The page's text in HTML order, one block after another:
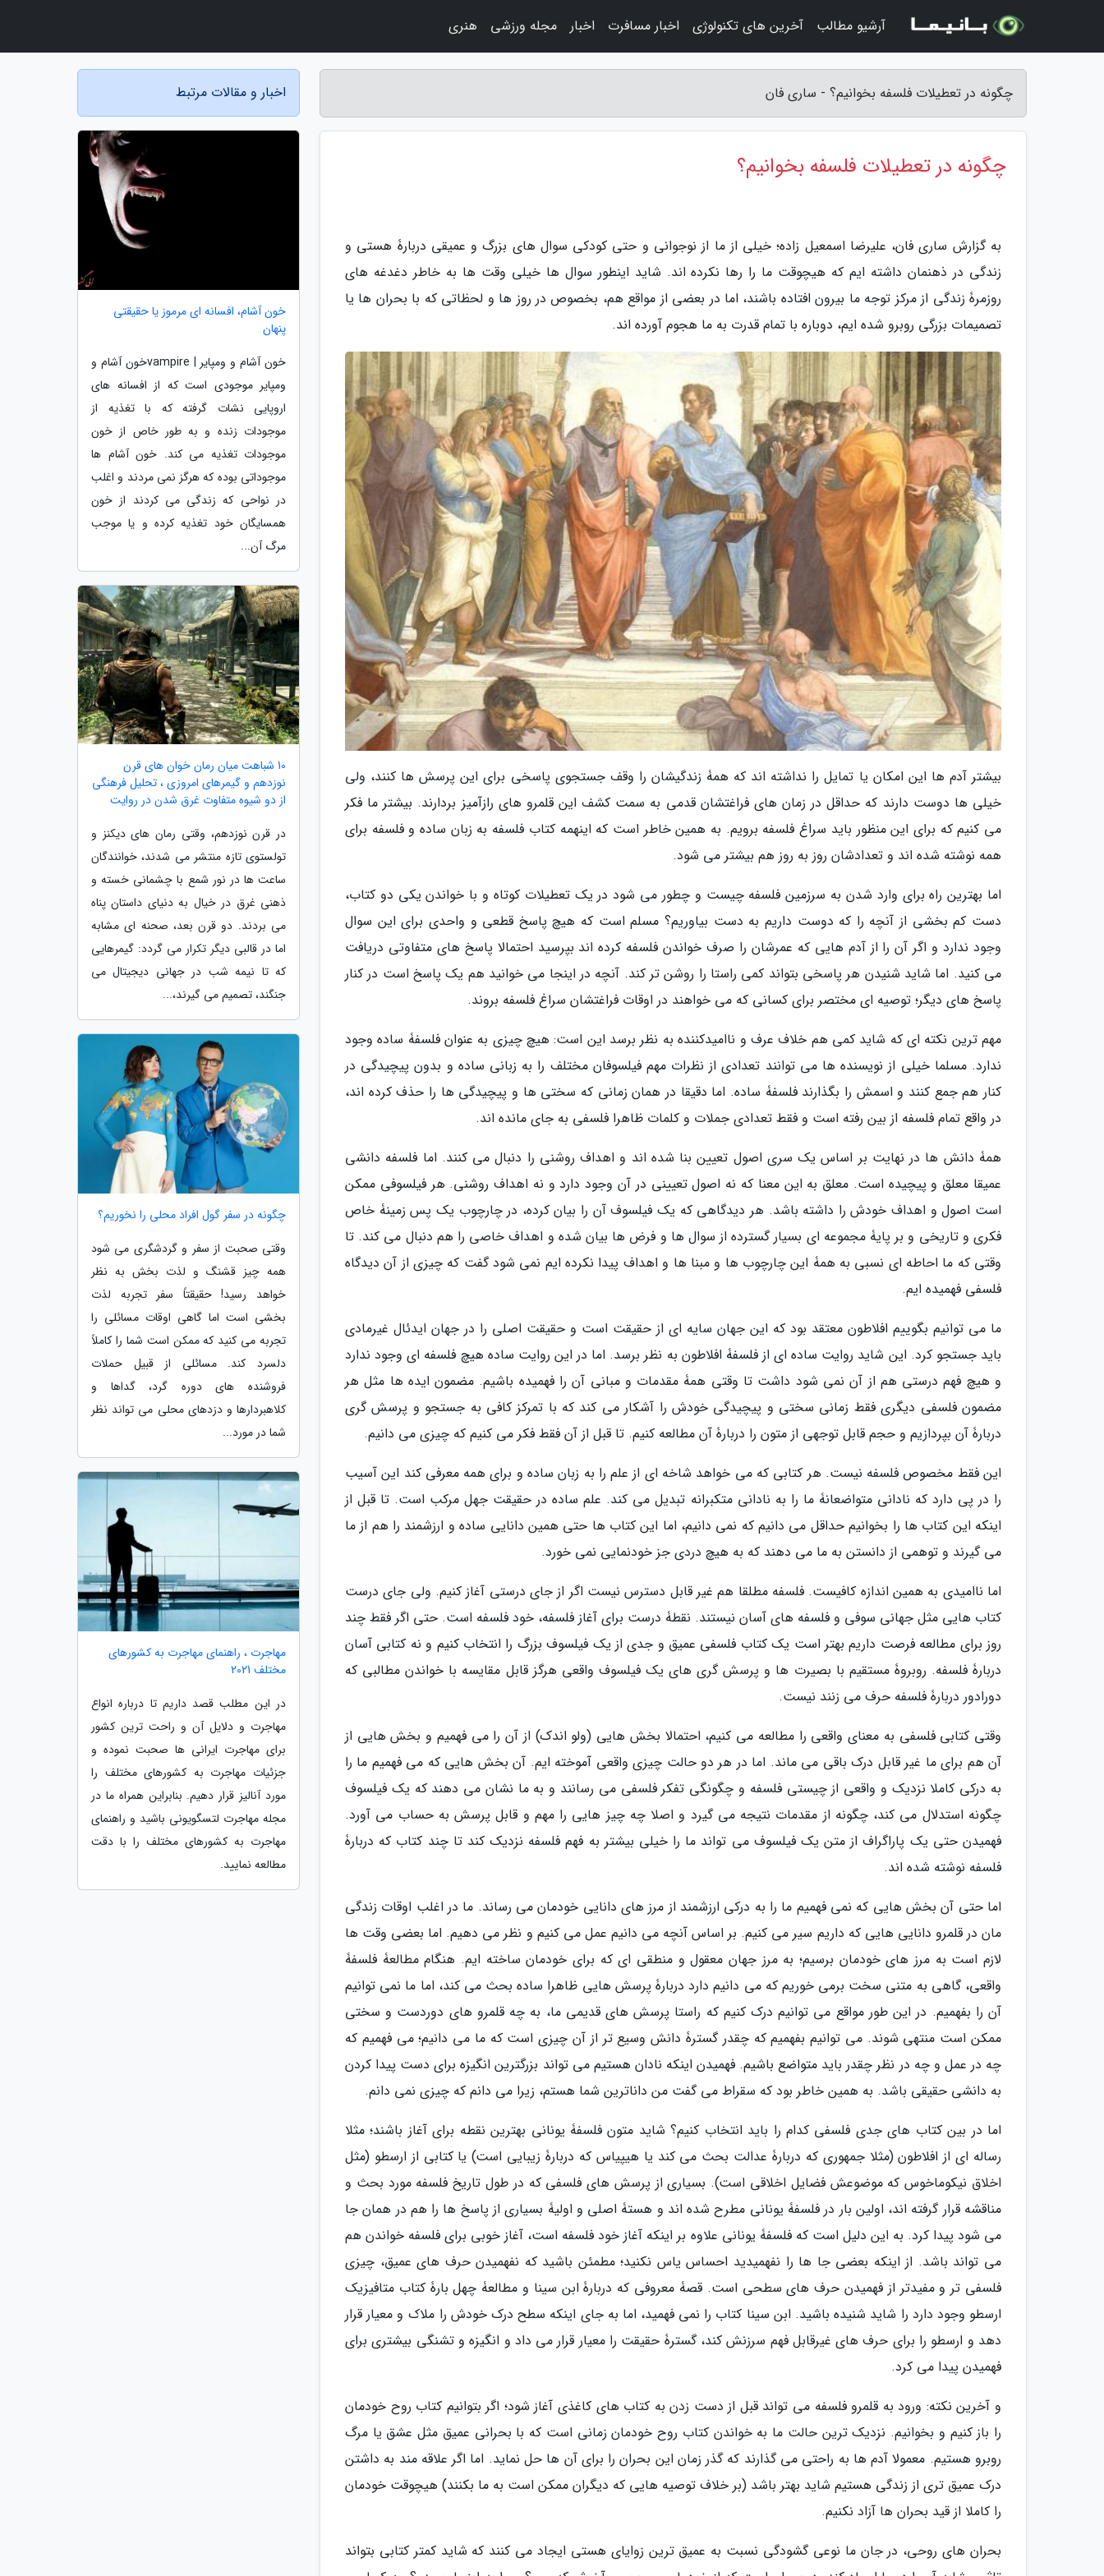
چگونه در تعطیلات فلسفه بخوانیم؟ - ساری فان
چگونه در تعطیلات فلسفه بخوانیم؟
به گزارش ساری فان، علیرضا اسمعیل زاده؛ خیلی از ما از نوجوانی و حتی کودکی سوال های بزرگ و عمیقی دربارۀ هستی و
زندگی در ذهنمان داشته ایم که هیچوقت ما را رها نکرده اند. شاید اینطور سوال ها خیلی وقت ها به خاطر دغدغه های
روزمرۀ زندگی از مرکز توجه ما بیرون افتاده باشند، اما در بعضی از مواقع هم، بخصوص در روز ها و لحظاتی که با بحران ها یا
تصمیمات بزرگی روبرو شده ایم، دوباره با تمام قدرت به ما هجوم آورده اند.
بیشتر آدم ها این امکان یا تمایل را نداشته اند که همۀ زندگیشان را وقف جستجوی پاسخی برای این پرسش ها کنند، ولی
خیلی ها دوست دارند که حداقل در زمان های فراغتشان قدمی به سمت کشف این قلمرو های رازآمیز بردارند. بیشتر ما فکر
می کنیم که برای این منظور باید سراغ فلسفه برویم. به همین خاطر است که اینهمه کتاب فلسفه به زبان ساده و فلسفه برای
همه نوشته شده اند و تعدادشان روز به روز هم بیشتر می شود.
اما بهترین راه برای وارد شدن به سرزمین فلسفه چیست و چطور می شود در یک تعطیلات کوتاه و با خواندن یکی دو کتاب،
دست کم بخشی از آنچه را که دوست داریم به دست بیاوریم؟ مسلم است که هیچ پاسخ قطعی و واحدی برای این سوال
وجود ندارد و اگر آن را از آدم هایی که عمرشان را صرف خواندن فلسفه کرده اند بپرسید احتمالا پاسخ های متفاوتی دریافت
می کنید. اما شاید شنیدن هر پاسخی بتواند کمی راستا را روشن تر کند. آنچه در اینجا می خوانید هم یک پاسخ است در کنار
پاسخ های دیگر؛ توصیه ای مختصر برای کسانی که می خواهند در اوقات فراغتشان سراغ فلسفه بروند.
مهم ترین نکته ای که شاید کمی هم خلاف عرف و ناامیدکننده به نظر برسد این است: هیچ چیزی به عنوان فلسفۀ ساده وجود
ندارد. مسلما خیلی از نویسنده ها می توانند تعدادی از نظرات مهم فیلسوفان مختلف را به زبانی ساده و بدون پیچیدگی در
کنار هم جمع کنند و اسمش را بگذارند فلسفۀ ساده. اما دقیقا در همان زمانی که سختی ها و پیچیدگی ها را حذف کرده اند،
در واقع تمام فلسفه از بین رفته است و فقط تعدادی جملات و کلمات ظاهرا فلسفی به جای مانده اند.
همۀ دانش ها در نهایت بر اساس یک سری اصول تعیین بنا شده اند و اهداف روشنی را دنبال می کنند. اما فلسفه دانشی
عمیقا معلق و پیچیده است. معلق به این معنا که نه اصول تعیینی در آن وجود دارد و نه اهداف روشنی. هر فیلسوفی ممکن
است اصول و اهداف خودش را داشته باشد. هر دیدگاهی که یک فیلسوف آن را بیان کرده، در چارچوب یک پس زمینۀ خاص
فکری و تاریخی و بر پایۀ مجموعه ای بسیار گسترده از سوال ها و فرض ها بیان شده و اهداف خاصی را هم دنبال می کند. تا
وقتی که ما احاطه ای نسبی به همۀ این چارچوب ها و مبنا ها و اهداف پیدا نکرده ایم نمی شود گفت که چیزی از آن دیدگاه
فلسفی فهمیده ایم.
ما می توانیم بگوییم افلاطون معتقد بود که این جهان سایه ای از حقیقت است و حقیقت اصلی را در جهان ایدئال غیرمادی
باید جستجو کرد. این شاید روایت ساده ای از فلسفۀ افلاطون به نظر برسد. اما در این روایت ساده هیچ فلسفه ای وجود ندارد
و هیچ فهم درستی هم از آن نمی شود داشت تا وقتی همۀ مقدمات و مبانی آن را فهمیده باشیم. مضمون ایده ها مثل هر
مضمون فلسفی دیگری فقط زمانی سختی و پیچیدگی خودش را آشکار می کند که با تمرکز کافی به جستجو و پرسش گری
دربارۀ آن بپردازیم و حجم قابل توجهی از متون را دربارۀ آن مطالعه کنیم. تا قبل از آن فقط فکر می کنیم که چیزی می دانیم.
این فقط مخصوص فلسفه نیست. هر کتابی که می خواهد شاخه ای از علم را به زبان ساده و برای همه معرفی کند این آسیب
را در پی دارد که نادانی متواضعانۀ ما را به نادانی متکبرانه تبدیل می کند. علم ساده در حقیقت جهل مرکب است. تا قبل از
اینکه این کتاب ها را بخوانیم حداقل می دانیم که نمی دانیم، اما این کتاب ها حتی همین دانایی ساده و ارزشمند را هم از ما
می گیرند و توهمی از دانستن به ما می دهند که به هیچ دردی جز خودنمایی نمی خورد.
اما ناامیدی به همین اندازه کافیست. فلسفه مطلقا هم غیر قابل دسترس نیست اگر از جای درستی آغاز کنیم. ولی جای درست
کتاب هایی مثل جهانی سوفی و فلسفه های آسان نیستند. نقطۀ درست برای آغاز فلسفه، خود فلسفه است. حتی اگر فقط چند
روز برای مطالعه فرصت داریم بهتر است یک کتاب فلسفی عمیق و جدی از یک فیلسوف بزرگ را انتخاب کنیم و نه کتابی آسان
دربارۀ فلسفه. روبروۀ مستقیم با بصیرت ها و پرسش گری های یک فیلسوف واقعی هرگز قابل مقایسه با خواندن مطالبی که
دورادور دربارۀ فلسفه حرف می زنند نیست.
وقتی کتابی فلسفی به معنای واقعی را مطالعه می کنیم، احتمالا بخش هایی (ولو اندک) از آن را می فهمیم و بخش هایی از
آن هم برای ما غیر قابل درک باقی می ماند. اما در هر دو حالت چیزی واقعی آموخته ایم. آن بخش هایی که می فهمیم ما را
به درکی کاملا نزدیک و واقعی از چیستی فلسفه و چگونگی تفکر فلسفی می رسانند و به ما نشان می دهند که یک فیلسوف
چگونه استدلال می کند، چگونه از مقدمات نتیجه می گیرد و اصلا چه چیز هایی را مهم و قابل پرسش به حساب می آورد.
فهمیدن حتی یک پاراگراف از متن یک فیلسوف می تواند ما را خیلی بیشتر به فهم فلسفه نزدیک کند تا چند کتاب که دربارۀ
فلسفه نوشته شده اند.
اما حتی آن بخش هایی که نمی فهمیم ما را به درکی ارزشمند از مرز های دانایی خودمان می رساند. ما در اغلب اوقات زندگی
مان در قلمرو دانایی هایی که داریم سیر می کنیم. بر اساس آنچه می دانیم عمل می کنیم و نظر می دهیم. اما بعضی وقت ها
لازم است به مرز های خودمان برسیم؛ به مرز جهان معقول و منطقی ای که برای خودمان ساخته ایم. هنگام مطالعۀ فلسفۀ
واقعی، گاهی به متنی سخت برمی خوریم که می دانیم دارد دربارۀ پرسش هایی ظاهرا ساده بحث می کند، اما ما نمی توانیم
آن را بفهمیم. در این طور مواقع می توانیم درک کنیم که راستا پرسش های قدیمی ما، به چه قلمرو های دوردست و سختی
ممکن است منتهی شوند. می توانیم بفهمیم که چقدر گسترۀ دانش وسیع تر از آن چیزی است که ما می دانیم؛ می فهمیم که
چه در عمل و چه در نظر چقدر باید متواضع باشیم. فهمیدن اینکه نادان هستیم می تواند بزرگترین انگیزه برای دست پیدا کردن
به دانشی حقیقی باشد. به همین خاطر بود که سقراط می گفت من داناترین شما هستم، زیرا می دانم که چیزی نمی دانم.
اما در بین کتاب های جدی فلسفی کدام را باید انتخاب کنیم؟ شاید متون فلسفۀ یونانی بهترین نقطه برای آغاز باشند؛ مثلا
رساله ای از افلاطون (مثلا جمهوری که دربارۀ عدالت بحث می کند یا هیپیاس که دربارۀ زیبایی است) یا کتابی از ارسطو (مثل
اخلاق نیکوماخوس که موضوعش فضایل اخلاقی است). بسیاری از پرسش های فلسفی که در طول تاریخ فلسفه مورد بحث و
مناقشه قرار گرفته اند، اولین بار در فلسفۀ یونانی مطرح شده اند و هستۀ اصلی و اولیۀ بسیاری از پاسخ ها را هم در همان جا
می شود پیدا کرد. به این دلیل است که فلسفۀ یونانی علاوه بر اینکه آغاز خود فلسفه است، آغاز خوبی برای فلسفه خواندن هم
می تواند باشد. از اینکه بعضی جا ها را نفهمیدید احساس یاس نکنید؛ مطمئن باشید که نفهمیدن حرف های عمیق، چیزی
فلسفی تر و مفیدتر از فهمیدن حرف های سطحی است. قصۀ معروفی که دربارۀ ابن سینا و مطالعۀ چهل بارۀ کتاب متافیزیک
ارسطو وجود دارد را شاید شنیده باشید. ابن سینا کتاب را نمی فهمید، اما به جای اینکه سطح درک خودش را ملاک و معیار قرار
دهد و ارسطو را برای حرف های غیرقابل فهم سرزنش کند، گسترۀ حقیقت را معیار قرار می داد و انگیزه و تشنگی بیشتری برای
فهمیدن پیدا می کرد.
و آخرین نکته: ورود به قلمرو فلسفه می تواند قبل از دست زدن به کتاب های کاغذی آغاز شود؛ اگر بتوانیم کتاب روح خودمان
را باز کنیم و بخوانیم. نزدیک ترین حالت ما به خواندن کتاب روح خودمان زمانی است که با بحرانی عمیق مثل عشق یا مرگ
روبرو هستیم. معمولا آدم ها به راحتی می گذارند که گذر زمان این بحران را برای آن ها حل نماید. اما اگر علاقه مند به داشتن
درک عمیق تری از زندگی هستیم شاید بهتر باشد (بر خلاف توصیه هایی که دیگران ممکن است به ما بکنند) هیچوقت خودمان
را کاملا از قید بحران ها آزاد نکنیم.
بحران های روحی، در جان ما نوعی گشودگی نسبت به عمیق ترین زوایای هستی ایجاد می کنند که شاید کمتر کتابی بتواند
اخبار و مقالات مرتبط
خون آشام، افسانه ای مرموز یا حقیقتی
پنهان
خون آشام و ومپایر | vampireخون آشام و
ومپایر موجودی است که از افسانه های
اروپایی نشات گرفته که با تغذیه از
موجودات زنده و به طور خاص از خون
موجودات تغذیه می کند. خون آشام ها
موجوداتی بوده که هرگز نمی مردند و اغلب
در نواحی که زندگی می کردند از خون
همسایگان خود تغذیه کرده و یا موجب
مرگ آن...
10 شباهت میان رمان خوان های قرن
نوزدهم و گیمرهای امروزی ، تحلیل فرهنگی
از دو شیوه متفاوت غرق شدن در روایت
در قرن نوزدهم، وقتی رمان های دیکنز و
تولستوی تازه منتشر می شدند، خوانندگان
ساعت ها در نور شمع با چشمانی خسته و
ذهنی غرق در خیال به دنیای داستان پناه
می بردند. دو قرن بعد، صحنه ای مشابه
اما در قالبی دیگر تکرار می گردد: گیمرهایی
که تا نیمه شب در جهانی دیجیتال می
جنگند، تصمیم می گیرند،...
چگونه در سفر گول افراد محلی را نخوریم؟
وقتی صحبت از سفر و گردشگری می شود
همه چیز قشنگ و لذت بخش به نظر
خواهد رسید! حقیقتاً سفر تجربه لذت
بخشی است اما گاهی اوقات مسائلی را
تجربه می کنید که ممکن است شما را کاملاً
دلسرد کند. مسائلی از قبیل حملات
فروشنده های دوره گرد، گداها و
کلاهبردارها و دزدهای محلی می تواند نظر
شما در مورد...
مهاجرت ، راهنمای مهاجرت به کشورهای
مختلف 2021
در این مطلب قصد داریم تا درباره انواع
مهاجرت و دلایل آن و راحت ترین کشور
برای مهاجرت ایرانی ها صحبت نموده و
جزئیات مهاجرت به کشورهای مختلف را
مورد آنالیز قرار دهیم. بنابراین همراه ما در
مجله مهاجرت لتسگویونی باشید و راهنمای
مهاجرت به کشورهای مختلف را با دقت
مطالعه نمایید.
آرشیو مطالب آخرین های تکنولوژی اخبار مسافرت اخبار مجله ورزشی هنری